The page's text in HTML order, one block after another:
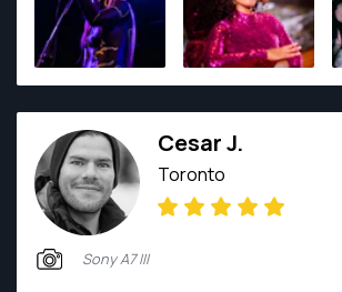
Cesar J.
Toronto
Sony A7 III